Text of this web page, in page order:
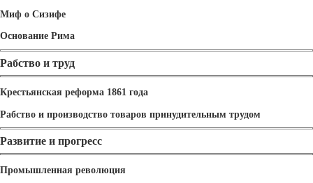
Миф о Сизифе
Основание Рима
Рабство и труд
Крестьянская реформа 1861 года
Рабство и производство товаров принудительным трудом
Развитие и прогресс
Промышленная революция